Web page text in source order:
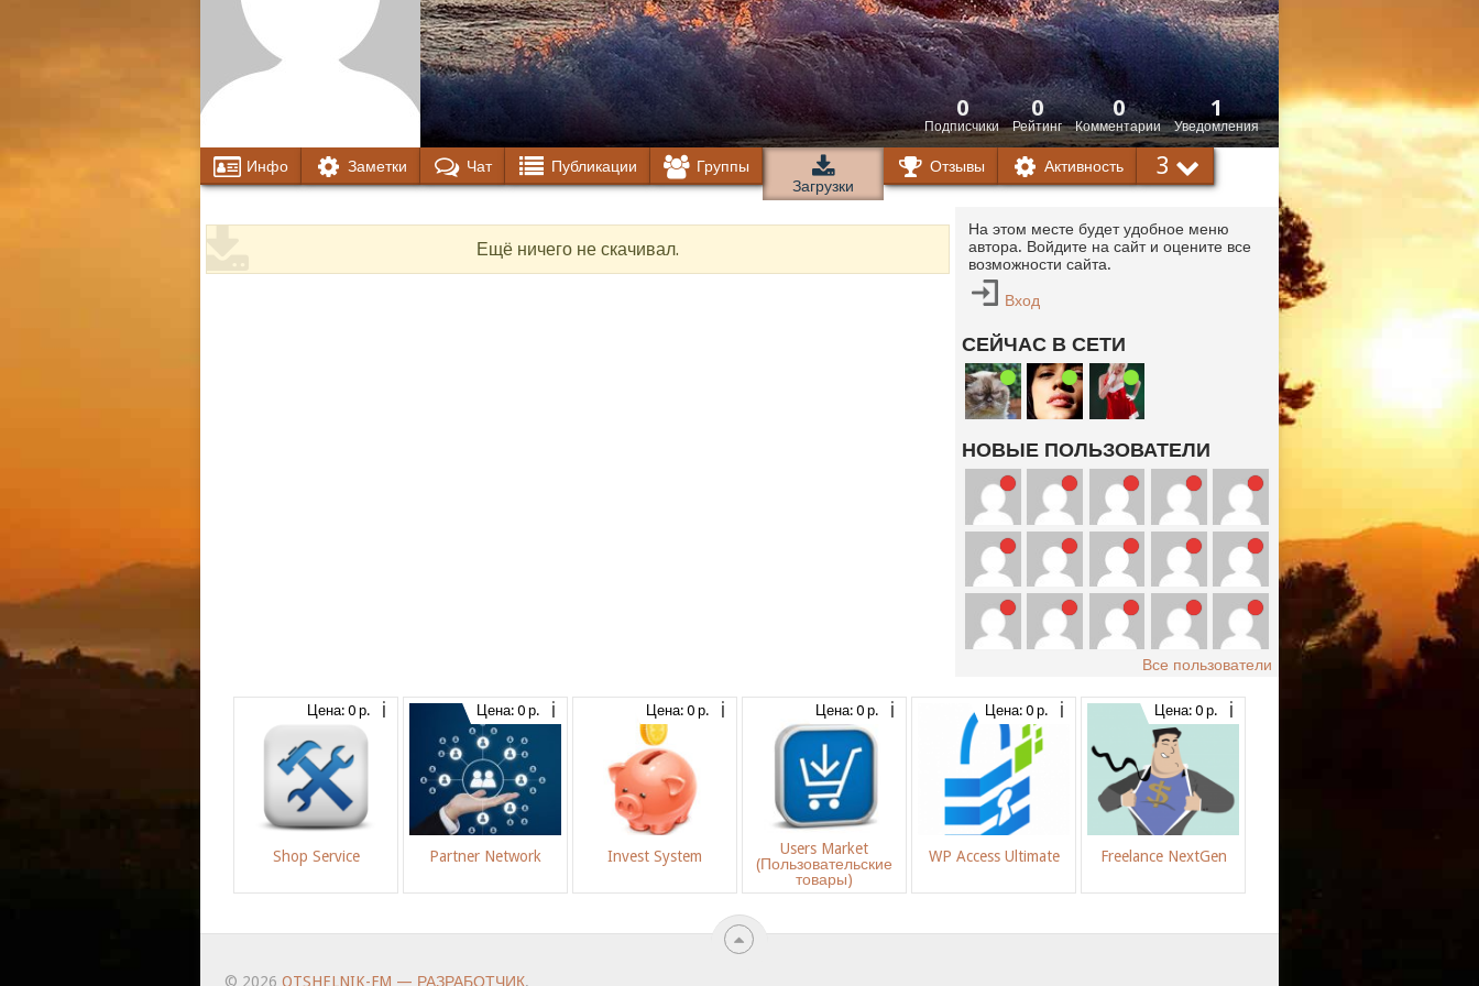
Подписчики
0
Рейтинг
0
Комментарии
0
Уведомления
1
Инфо Заметки Чат Публикации
Группы
Загрузки
Отзывы Активность 3
Ещё ничего не скачивал.
На этом месте будет удобное меню
автора. Войдите на сайт и оцените все
возможности сайта.
Вход
СЕЙЧАС В СЕТИ
НОВЫЕ ПОЛЬЗОВАТЕЛИ
Все пользователи
Цена: 0 р.
Shop Service
Цена: 0 р.
Partner Network
Цена: 0 р.
Invest System
Цена: 0 р.
Users Market
(Пользовательские
товары)
Цена: 0 р.
WP Access Ultimate
Цена: 0 р.
Freelance NextGen
© 2026 OTSHELNIK-FM — РАЗРАБОТЧИК.